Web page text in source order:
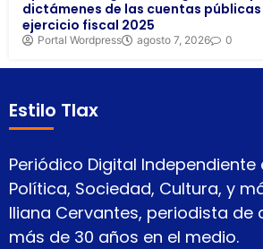
dictámenes de las cuentas
ejercicio fiscal 2025
Portal Wordpress agosto 7, 2026 0
Estilo Tlax
Periódico Digital
Política, Sociedad, Cultura, y
Iliana Cervantes, periodista de
más de 30 años en el medio.